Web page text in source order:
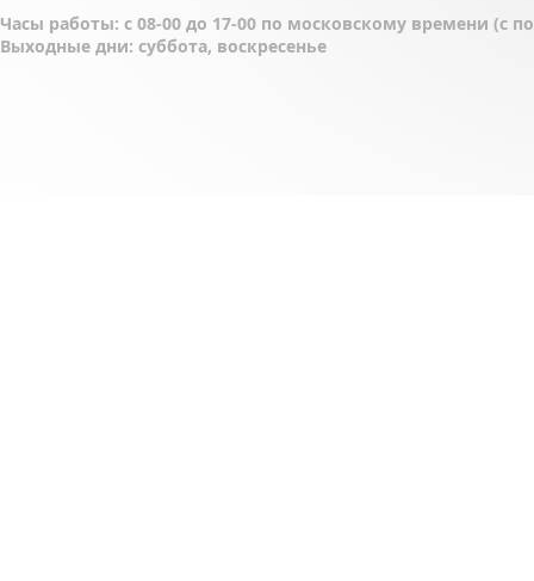
Часы работы: с 08-00 до 17-00 по московскому времени (с
Выходные дни: суббота, воскресенье